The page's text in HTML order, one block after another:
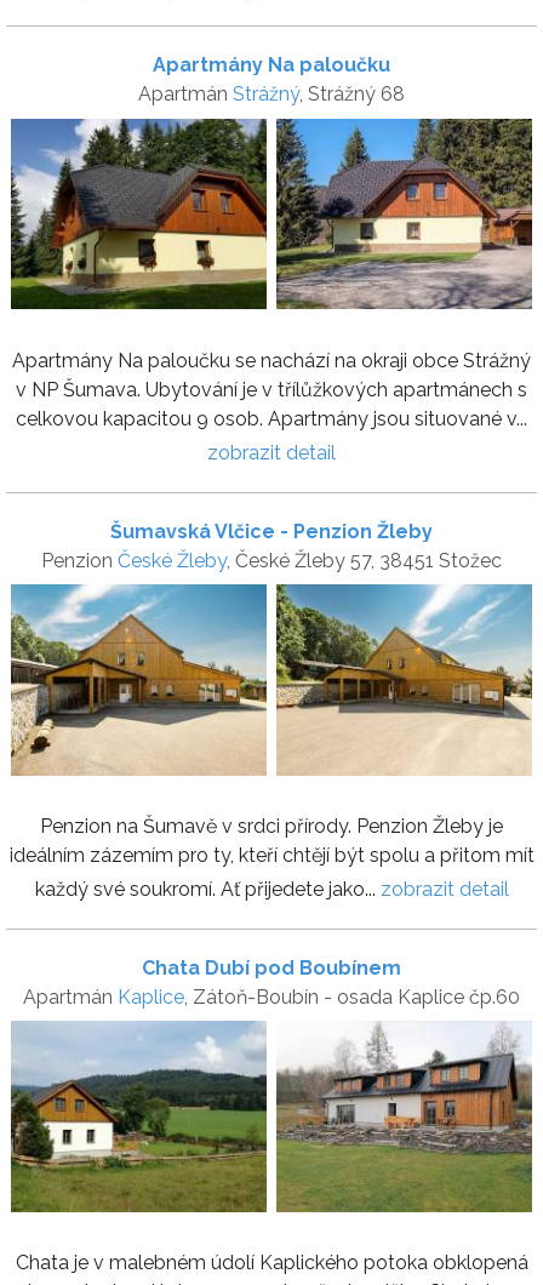
Apartmány Na paloučku
Apartmán Strážný, Strážný 68
Apartmány Na paloučku se nachází na okraji obce Strážný
v NP Šumava. Ubytování je v třílůžkových apartmánech s
celkovou kapacitou 9 osob. Apartmány jsou situované v...
zobrazit detail
Šumavská Vlčice - Penzion Žleby
Penzion České Žleby, České Žleby 57, 38451 Stožec
Penzion na Šumavě v srdci přírody. Penzion Žleby je
ideálním zázemím pro ty, kteří chtějí být spolu a přitom mít
každý své soukromí. Ať přijedete jako... zobrazit detail
Chata Dubí pod Boubínem
Apartmán Kaplice , Zátoň-Boubín - osada Kaplice čp.60
Chata je v malebném údolí Kaplického potoka obklopená